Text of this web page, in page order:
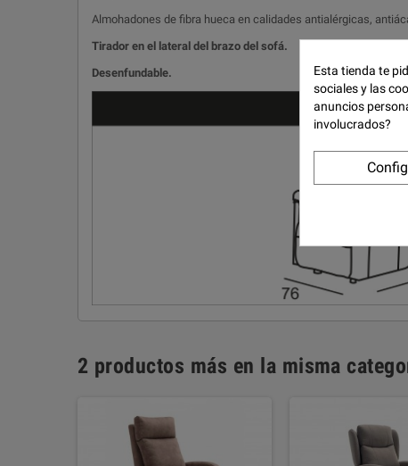
Almohadones de fibra hueca en calidades antialérgicas,
Tirador en el lateral del brazo del sofá.
Desenfundable.
2 productos más en la misma
Esta tienda te
sociales y las
anuncios
involucrados?